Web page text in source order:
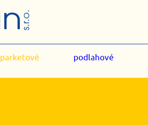
parketové podlahové